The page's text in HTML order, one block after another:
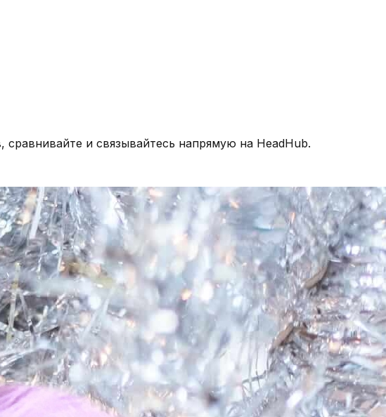
и связывайтесь напрямую на HeadHub.